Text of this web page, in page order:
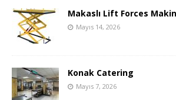
Makaslı Lift Forces
Mayıs 14, 2026
Konak Catering
Mayıs 7, 2026